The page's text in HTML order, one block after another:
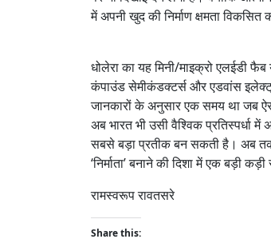
में अपनी खुद की निर्माण क्षमता विकसित
धोलेरा का यह मिनी/माइक्रो एलईडी
कंपाउंड सेमीकंडक्टर्स और एडवांस
जानकारों के अनुसार एक समय था जब
अब भारत भी उसी वैश्विक प्रतिस्पर्धा
सबसे बड़ा प्रतीक बन सकती है। अब तक
‘निर्माता’ बनाने की दिशा में एक बड़ी
रामस्वरूप रावतसरे
Share this: